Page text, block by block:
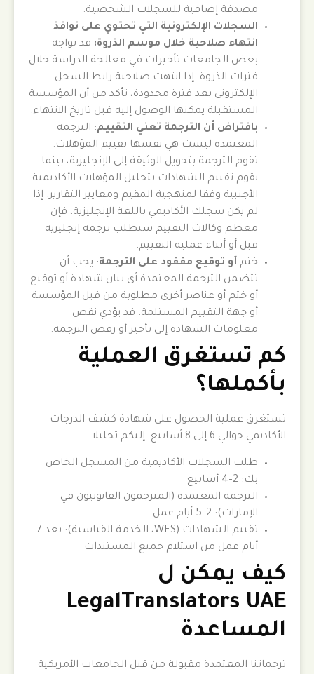
مصدقة إضافية للسجلات الشخصية.
السجلات الإلكترونية التي تحتوي على نوافذ
انتهاء صلاحية خلال موسم الذروة: قد تواجه
بعض الجامعات تأخيرات في معالجة الدراسة خلال
فترات الذروة. إذا انتهت صلاحية رابط السجل
الإلكتروني بعد فترة محدودة، تأكد من أن المؤسسة
المستقبلة يمكنها الوصول إليه قبل تاريخ الانتهاء.
بافتراض أن الترجمة تعني التقييم: الترجمة
المعتمدة ليست هي نفسها تقييم المؤهلات.
تقوم الترجمة بتحويل الوثيقة إلى الإنجليزية، بينما
يقوم تقييم الشهادات بتحليل المؤهلات الأكاديمية
الأجنبية وفقا لمنهجية المقيم ومعايير التقارير. إذا
لم يكن سجلك الأكاديمي باللغة الإنجليزية، فإن
معظم وكالات التقييم ستطلب ترجمة إنجليزية
قبل أو أثناء عملية التقييم.
ختم أو توقيع مفقود على الترجمة: يجب أن
تتضمن الترجمة المعتمدة أي بيان شهادة أو توقيع
أو ختم أو عناصر أخرى مطلوبة من قبل المؤسسة
أو جهة التقييم المستلمة. قد يؤدي نقص
معلومات الشهادة إلى تأخير أو رفض الترجمة.
كم تستغرق العملية
بأكملها؟
تستغرق عملية الحصول على شهادة كشف الدرجات
الأكاديمي حوالي 6 إلى 8 أسابيع. إليكم تحليلا
طلب السجلات الأكاديمية من المسجل الخاص
بك: 2–4 أسابيع
الترجمة المعتمدة (المترجمون القانونيون في
الإمارات): 2–5 أيام عمل
تقييم الشهادات (WES، الخدمة القياسية): بعد 7
أيام عمل من استلام جميع المستندات
كيف يمكن ل
LegalTranslators UAE
المساعدة
ترجماتنا المعتمدة مقبولة من قبل الجامعات الأمريكية